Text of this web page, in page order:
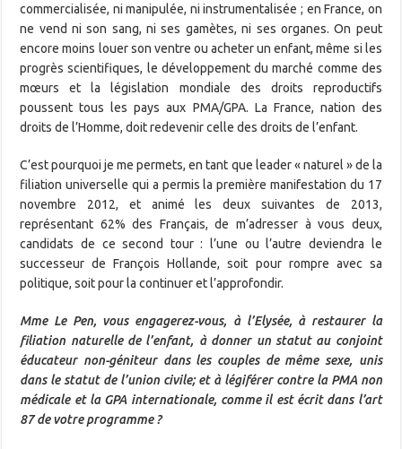
commercialisée, ni manipulée, ni instrumentalisée ; en France, on
ne vend ni son sang, ni ses gamètes, ni ses organes. On peut
encore moins louer son ventre ou acheter un enfant, même si les
progrès scientifiques, le développement du marché comme des
mœurs et la législation mondiale des droits reproductifs
poussent tous les pays aux PMA/GPA. La France, nation des
droits de l’Homme, doit redevenir celle des droits de l’enfant.
C’est pourquoi je me permets, en tant que leader « naturel » de la
filiation universelle qui a permis la première manifestation du 17
novembre 2012, et animé les deux suivantes de 2013,
représentant 62% des Français, de m’adresser à vous deux,
candidats de ce second tour : l’une ou l’autre deviendra le
successeur de François Hollande, soit pour rompre avec sa
politique, soit pour la continuer et l’approfondir.
Mme Le Pen, vous engagerez-vous, à l’Elysée, à restaurer la
filiation naturelle de l’enfant, à donner un statut au conjoint
éducateur non-géniteur dans les couples de même sexe, unis
dans le statut de l’union civile; et à légiférer contre la PMA non
médicale et la GPA internationale, comme il est écrit dans l’art
87 de votre programme ?